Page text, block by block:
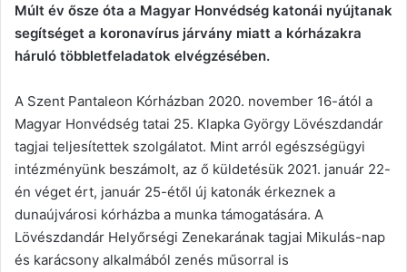
Múlt év ősze óta a Magyar Honvédség katonái nyújtanak
segítséget a koronavírus járvány miatt a kórházakra
háruló többletfeladatok elvégzésében.
A Szent Pantaleon Kórházban 2020. november 16-ától a
Magyar Honvédség tatai 25. Klapka György Lövészdandár
tagjai teljesítettek szolgálatot. Mint arról egészségügyi
intézményünk beszámolt, az ő küldetésük 2021. január 22-
én véget ért, január 25-étől új katonák érkeznek a
dunaújvárosi kórházba a munka támogatására. A
Lövészdandár Helyőrségi Zenekarának tagjai Mikulás-nap
és karácsony alkalmából zenés műsorral is